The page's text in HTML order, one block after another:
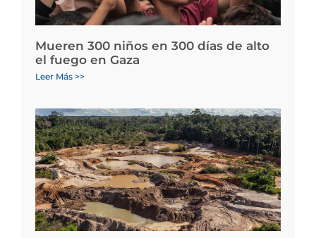
Mueren 300 niños en 300 días de alto
el fuego en Gaza
Leer Más >>